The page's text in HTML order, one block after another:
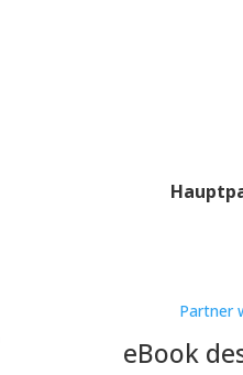
Partner
eBook